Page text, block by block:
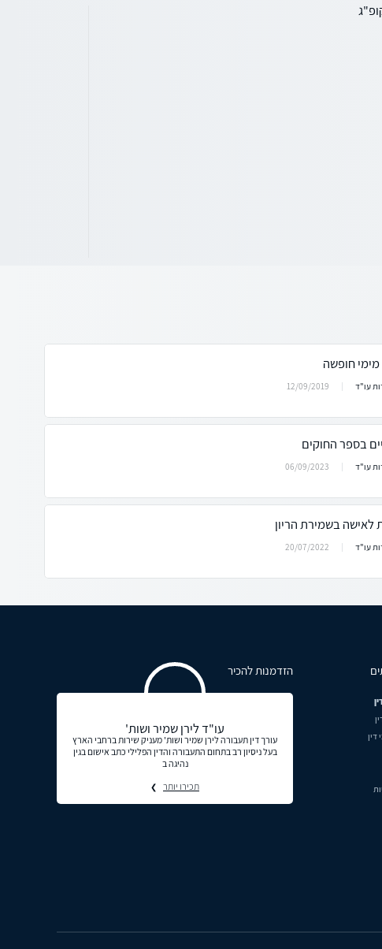
חופשה
עו"ד 12/09/2019
בספר החוקים
עו"ד 06/09/2023
בשמירת הריון
עו"ד 20/07/2022
דין
הזדמנות להכיר
עו"ד לירן שמיר ושות'
עורך דין תעבורה לירן שמיר ושות' מעניק שירות ברחבי הארץ
בעל ניסיון רב בתחום התעבורה והדין הפלילי כתב אישום בגין
נהיגה ב
תכירו יותר